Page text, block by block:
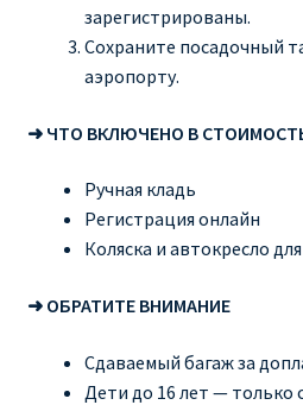
зарегистрированы.
Сохраните посадочный
аэропорту.
➜ ЧТО ВКЛЮЧЕНО В
Ручная кладь
Регистрация онлайн
Коляска и автокресло
➜ ОБРАТИТЕ ВНИМАНИЕ
Сдаваемый багаж за
Дети до 16 лет — только